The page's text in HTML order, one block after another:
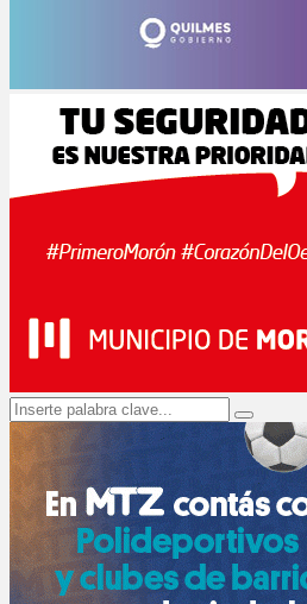
Search
for:
Search